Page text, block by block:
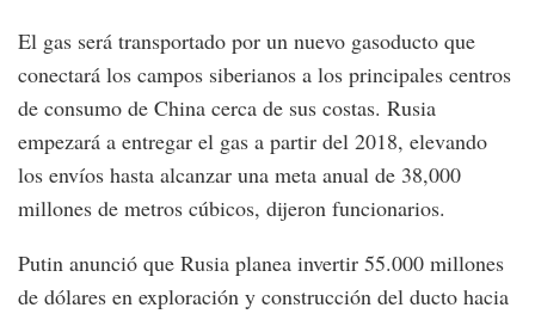
El gas será transportado por un nuevo gasoducto que
conectará los campos siberianos a los principales centros
de consumo de China cerca de sus costas. Rusia
empezará a entregar el gas a partir del 2018, elevando
los envíos hasta alcanzar una meta anual de 38,000
millones de metros cúbicos, dijeron funcionarios.
Putin anunció que Rusia planea invertir 55.000 millones
de dólares en exploración y construcción del ducto hacia